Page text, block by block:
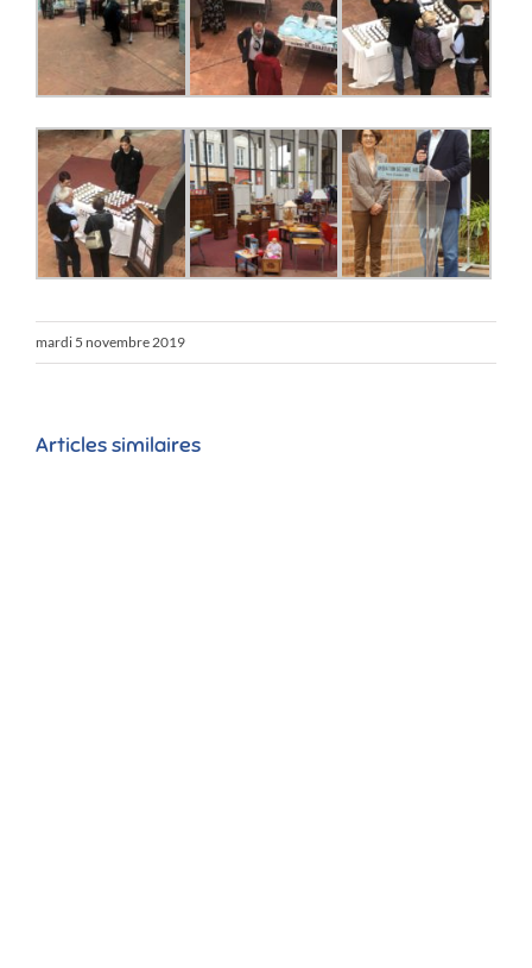
mardi 5 novembre 2019
Articles similaires